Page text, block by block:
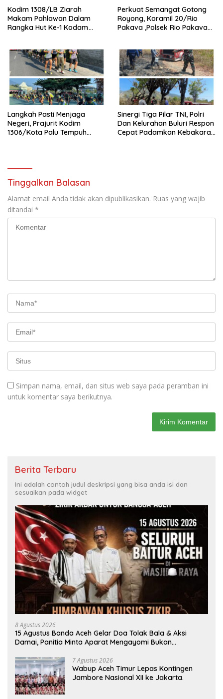
Kodim 1308/LB Ziarah
Makam Pahlawan Dalam
Rangka Hut Ke-1 Kodam
Perkuat Semangat Gotong
Royong, Koramil 20/Rio
Pakava ,Polsek Rio Pakava
Mukti
Langkah Pasti Menjaga
Negeri, Prajurit Kodim
1306/Kota Palu Tempuh
Sinergi Tiga Pilar TNI, Polri
Dan Kelurahan Buluri Respon
Cepat Padamkan Kebakaran
Tinggalkan Balasan
Alamat email Anda tidak akan dipublikasikan. Ruas yang wajib
ditandai *
Simpan nama, email, dan situs web saya pada peramban ini
untuk komentar saya berikutnya.
Berita Terbaru
Ini adalah contoh judul deskripsi yang bisa anda isi dan
sesuaikan pada widget
8 Agustus 2026
15 Agustus Banda Aceh Gelar Doa Tolak Bala & Aksi
Damai, Panitia Minta Aparat Mengayomi Bukan
7 Agustus 2026
Wabup Aceh Timur Lepas Kontingen
Jambore Nasional XII ke Jakarta.